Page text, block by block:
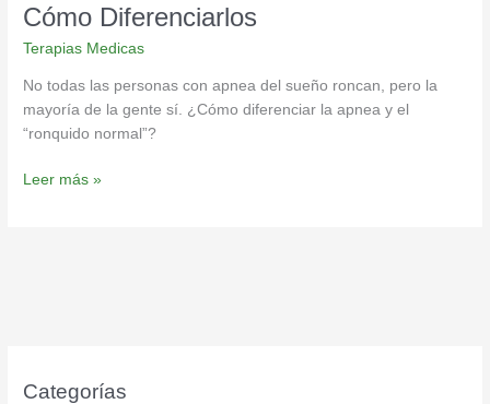
Cómo Diferenciarlos
Terapias Medicas
No todas las personas con apnea del sueño roncan, pero la
mayoría de la gente sí. ¿Cómo diferenciar la apnea y el
“ronquido normal”?
Leer más »
Categorías